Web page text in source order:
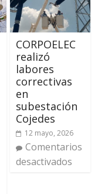
CORPOELEC
realizó
labores
correctivas
en
subestación
Cojedes
12 mayo, 2026
Comentarios
desactivados